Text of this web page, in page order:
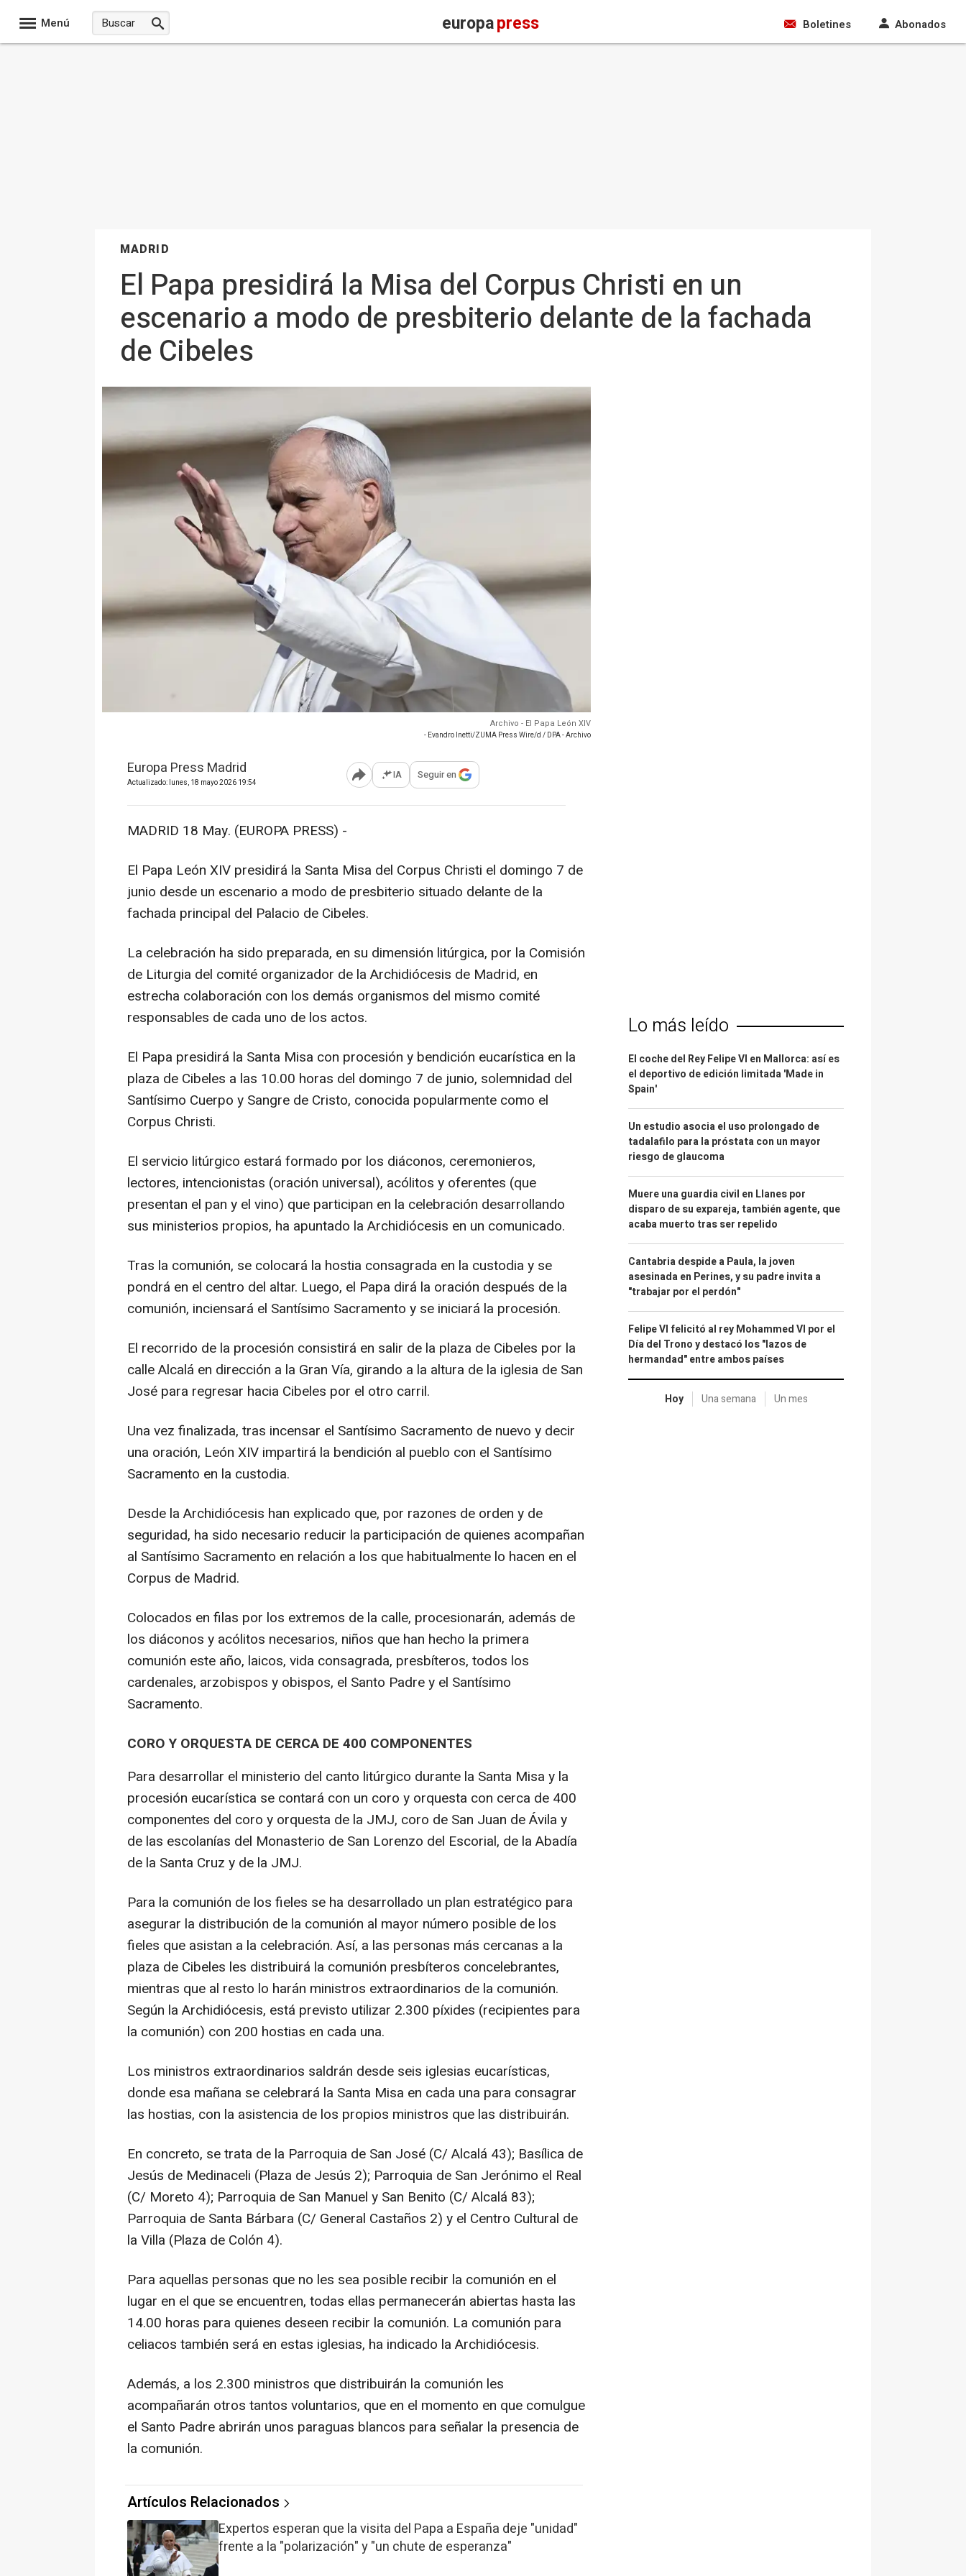
Menú europapress Boletines Abonados
MADRID
El Papa presidirá la Misa del Corpus Christi en un
escenario a modo de presbiterio delante de la fachada
de Cibeles
Archivo - El Papa León XIV
- Evandro Inetti/ZUMA Press Wire/d / DPA - Archivo
Europa Press Madrid
Actualizado: lunes, 18 mayo 2026 19:54 Abrir opciones para compartir
IA Seguir en
MADRID 18 May. (EUROPA PRESS) -
El Papa León XIV presidirá la Santa Misa del Corpus Christi el domingo 7 de
junio desde un escenario a modo de presbiterio situado delante de la
fachada principal del Palacio de Cibeles.
La celebración ha sido preparada, en su dimensión litúrgica, por la Comisión
de Liturgia del comité organizador de la Archidiócesis de Madrid, en
estrecha colaboración con los demás organismos del mismo comité
responsables de cada uno de los actos.
El Papa presidirá la Santa Misa con procesión y bendición eucarística en la
plaza de Cibeles a las 10.00 horas del domingo 7 de junio, solemnidad del
Santísimo Cuerpo y Sangre de Cristo, conocida popularmente como el
Corpus Christi.
El servicio litúrgico estará formado por los diáconos, ceremonieros,
lectores, intencionistas (oración universal), acólitos y oferentes (que
presentan el pan y el vino) que participan en la celebración desarrollando
sus ministerios propios, ha apuntado la Archidiócesis en un comunicado.
Tras la comunión, se colocará la hostia consagrada en la custodia y se
pondrá en el centro del altar. Luego, el Papa dirá la oración después de la
comunión, inciensará el Santísimo Sacramento y se iniciará la procesión.
El recorrido de la procesión consistirá en salir de la plaza de Cibeles por la
calle Alcalá en dirección a la Gran Vía, girando a la altura de la iglesia de San
José para regresar hacia Cibeles por el otro carril.
Una vez finalizada, tras incensar el Santísimo Sacramento de nuevo y decir
una oración, León XIV impartirá la bendición al pueblo con el Santísimo
Sacramento en la custodia.
Desde la Archidiócesis han explicado que, por razones de orden y de
seguridad, ha sido necesario reducir la participación de quienes acompañan
al Santísimo Sacramento en relación a los que habitualmente lo hacen en el
Corpus de Madrid.
Colocados en filas por los extremos de la calle, procesionarán, además de
los diáconos y acólitos necesarios, niños que han hecho la primera
comunión este año, laicos, vida consagrada, presbíteros, todos los
cardenales, arzobispos y obispos, el Santo Padre y el Santísimo
Sacramento.
CORO Y ORQUESTA DE CERCA DE 400 COMPONENTES
Para desarrollar el ministerio del canto litúrgico durante la Santa Misa y la
procesión eucarística se contará con un coro y orquesta con cerca de 400
componentes del coro y orquesta de la JMJ, coro de San Juan de Ávila y
de las escolanías del Monasterio de San Lorenzo del Escorial, de la Abadía
de la Santa Cruz y de la JMJ.
Para la comunión de los fieles se ha desarrollado un plan estratégico para
asegurar la distribución de la comunión al mayor número posible de los
fieles que asistan a la celebración. Así, a las personas más cercanas a la
plaza de Cibeles les distribuirá la comunión presbíteros concelebrantes,
mientras que al resto lo harán ministros extraordinarios de la comunión.
Según la Archidiócesis, está previsto utilizar 2.300 píxides (recipientes para
la comunión) con 200 hostias en cada una.
Los ministros extraordinarios saldrán desde seis iglesias eucarísticas,
donde esa mañana se celebrará la Santa Misa en cada una para consagrar
las hostias, con la asistencia de los propios ministros que las distribuirán.
En concreto, se trata de la Parroquia de San José (C/ Alcalá 43); Basílica de
Jesús de Medinaceli (Plaza de Jesús 2); Parroquia de San Jerónimo el Real
(C/ Moreto 4); Parroquia de San Manuel y San Benito (C/ Alcalá 83);
Parroquia de Santa Bárbara (C/ General Castaños 2) y el Centro Cultural de
la Villa (Plaza de Colón 4).
Para aquellas personas que no les sea posible recibir la comunión en el
lugar en el que se encuentren, todas ellas permanecerán abiertas hasta las
14.00 horas para quienes deseen recibir la comunión. La comunión para
celiacos también será en estas iglesias, ha indicado la Archidiócesis.
Además, a los 2.300 ministros que distribuirán la comunión les
acompañarán otros tantos voluntarios, que en el momento en que comulgue
el Santo Padre abrirán unos paraguas blancos para señalar la presencia de
la comunión.
Artículos Relacionados
Expertos esperan que la visita del Papa a España deje "unidad"
frente a la "polarización" y "un chute de esperanza"
Lo más leído
El coche del Rey Felipe VI en Mallorca: así es
el deportivo de edición limitada 'Made in
Spain'
Un estudio asocia el uso prolongado de
tadalafilo para la próstata con un mayor
riesgo de glaucoma
Muere una guardia civil en Llanes por
disparo de su expareja, también agente, que
acaba muerto tras ser repelido
Cantabria despide a Paula, la joven
asesinada en Perines, y su padre invita a
"trabajar por el perdón"
Felipe VI felicitó al rey Mohammed VI por el
Día del Trono y destacó los "lazos de
hermandad" entre ambos países
Hoy Una semana Un mes